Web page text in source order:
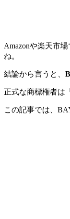
Amazonや楽天市
ね。
結論から言うと、
正式な商標権者は
この記事では、